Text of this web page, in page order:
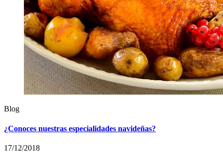
Blog
¿Conoces nuestras especialidades navideñas?
17/12/2018